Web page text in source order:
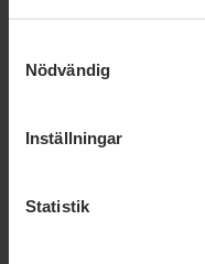
Nödvändig
Inställningar
Statistik
I september 1981